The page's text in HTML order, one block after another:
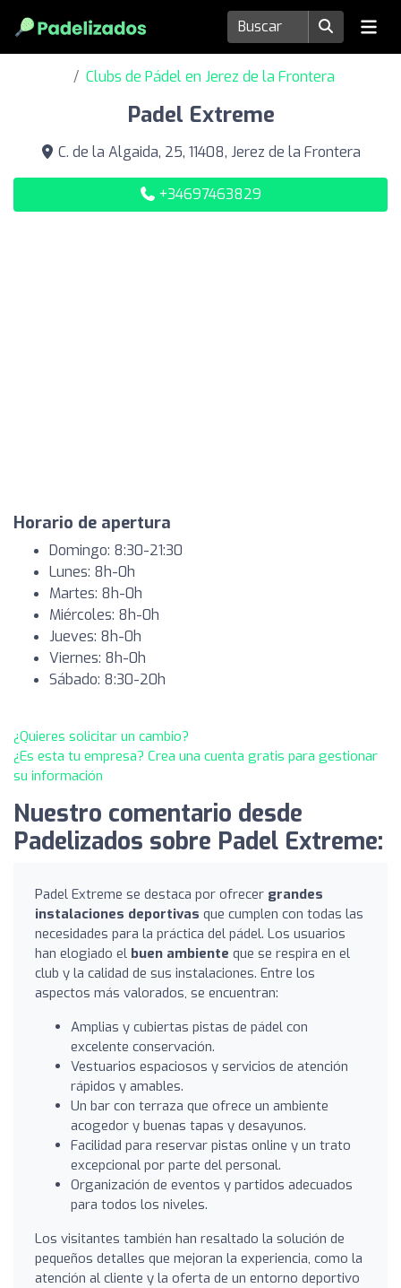
Clubs de Pádel en Jerez de la Frontera
Padel Extreme
C. de la Algaida, 25, 11408, Jerez de la Frontera
+34697463829
Horario de apertura
Domingo: 8:30-21:30
Lunes: 8h-0h
Martes: 8h-0h
Miércoles: 8h-0h
Jueves: 8h-0h
Viernes: 8h-0h
Sábado: 8:30-20h
¿Quieres solicitar un cambio?
¿Es esta tu empresa? Crea una cuenta gratis para gestionar
su información
Nuestro comentario desde
Padelizados sobre Padel Extreme:
Padel Extreme se destaca por ofrecer grandes
instalaciones deportivas que cumplen con todas las
necesidades para la práctica del pádel. Los usuarios
han elogiado el buen ambiente que se respira en el
club y la calidad de sus instalaciones. Entre los
aspectos más valorados, se encuentran:
Amplias y cubiertas pistas de pádel con
excelente conservación.
Vestuarios espaciosos y servicios de atención
rápidos y amables.
Un bar con terraza que ofrece un ambiente
acogedor y buenas tapas y desayunos.
Facilidad para reservar pistas online y un trato
excepcional por parte del personal.
Organización de eventos y partidos adecuados
para todos los niveles.
Los visitantes también han resaltado la solución de
pequeños detalles que mejoran la experiencia, como la
atención al cliente y la oferta de un entorno deportivo